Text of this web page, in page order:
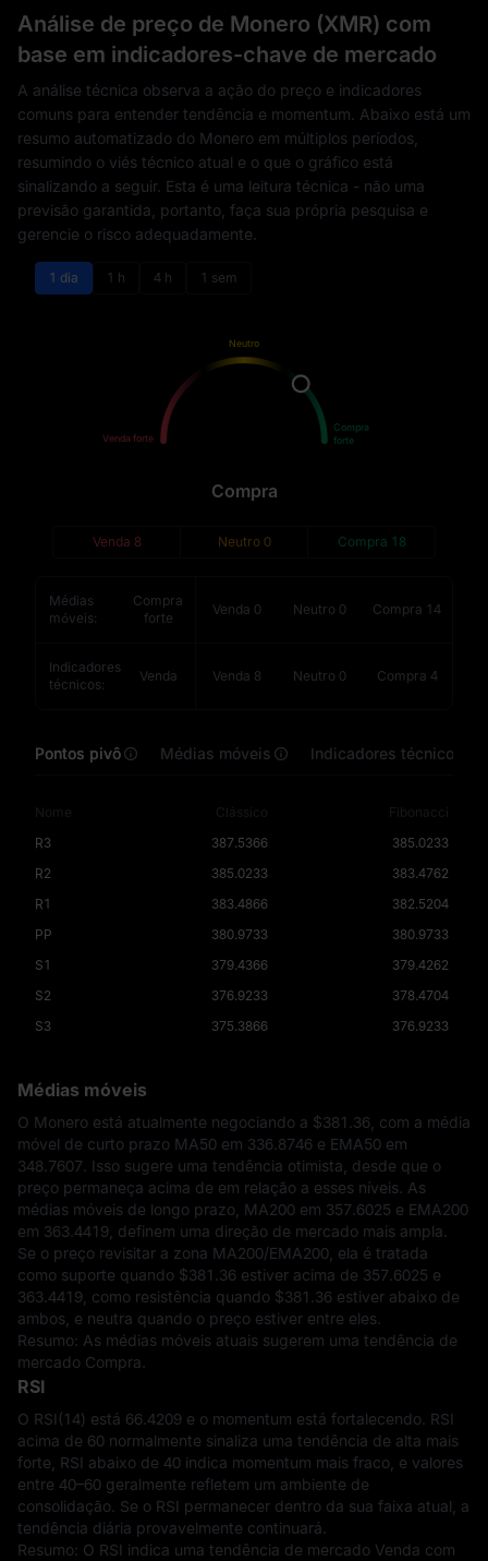
Análise de preço de Monero (XMR) com
base em indicadores-chave de mercado
A análise técnica observa a ação do preço e indicadores
comuns para entender tendência e momentum. Abaixo está um
resumo automatizado do Monero em múltiplos períodos,
resumindo o viés técnico atual e o que o gráfico está
sinalizando a seguir. Esta é uma leitura técnica - não uma
previsão garantida, portanto, faça sua própria pesquisa e
gerencie o risco adequadamente.
1 dia 1 h 4 h 1 sem
Venda forte
Neutro
Compra
forte
Compra
Venda 8 Neutro 0 Compra 18
Médias
móveis:
Compra
forte
Venda 0 Neutro 0 Compra 14
Indicadores
técnicos:
Venda Venda 8 Neutro 0 Compra 4
Pontos pivô Médias móveis Indicadores técnicos
Nome Clássico
Fibonacci
R3
387.5366
385.0233
R2
385.0233
383.4762
R1
383.4866
382.5204
PP
380.9733
380.9733
S1
379.4366
379.4262
S2
376.9233
378.4704
S3
375.3866 376.9233
Médias móveis
O Monero está atualmente negociando a $381.36 , com a média
móvel de curto prazo MA50 em 336.8746 e EMA50 em
348.7607. Isso sugere uma tendência otimista, desde que o
preço permaneça acima de em relação a esses níveis. As
médias móveis de longo prazo, MA200 em 357.6025 e EMA200
em 363.4419, definem uma direção de mercado mais ampla.
Se o preço revisitar a zona MA200/EMA200, ela é tratada
como suporte quando $381.36 estiver acima de 357.6025 e
363.4419, como resistência quando $381.36 estiver abaixo de
ambos, e neutra quando o preço estiver entre eles.
Resumo: As médias móveis atuais sugerem uma tendência de
mercado Compra.
RSI
O RSI(14) está 66.4209 e o momentum está fortalecendo. RSI
acima de 60 normalmente sinaliza uma tendência de alta mais
forte, RSI abaixo de 40 indica momentum mais fraco, e valores
entre 40–60 geralmente refletem um ambiente de
consolidação. Se o RSI permanecer dentro da sua faixa atual, a
tendência diária provavelmente continuará.
Resumo: O RSI indica uma tendência de mercado Venda com